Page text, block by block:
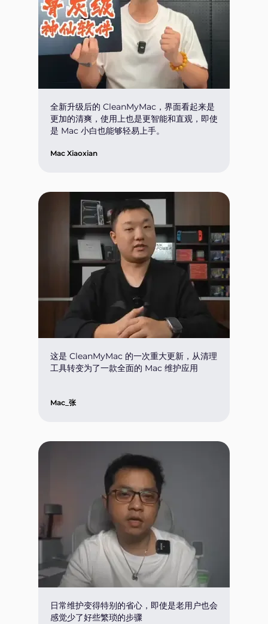
全新升级后的 CleanMyMac，界面看起来是
更加的清爽，使用上也是更智能和直观，即使
是 Mac 小白也能够轻易上手。
Mac Xiaoxian
这是 CleanMyMac 的一次重大更新，从清理
工具转变为了一款全面的 Mac 维护应用
Mac_张
日常维护变得特别的省心，即使是老用户也会
感觉少了好些繁琐的步骤